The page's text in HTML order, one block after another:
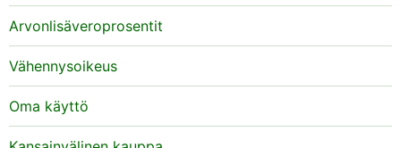
Arvonlisäveroprosentit
Vähennysoikeus
Oma käyttö